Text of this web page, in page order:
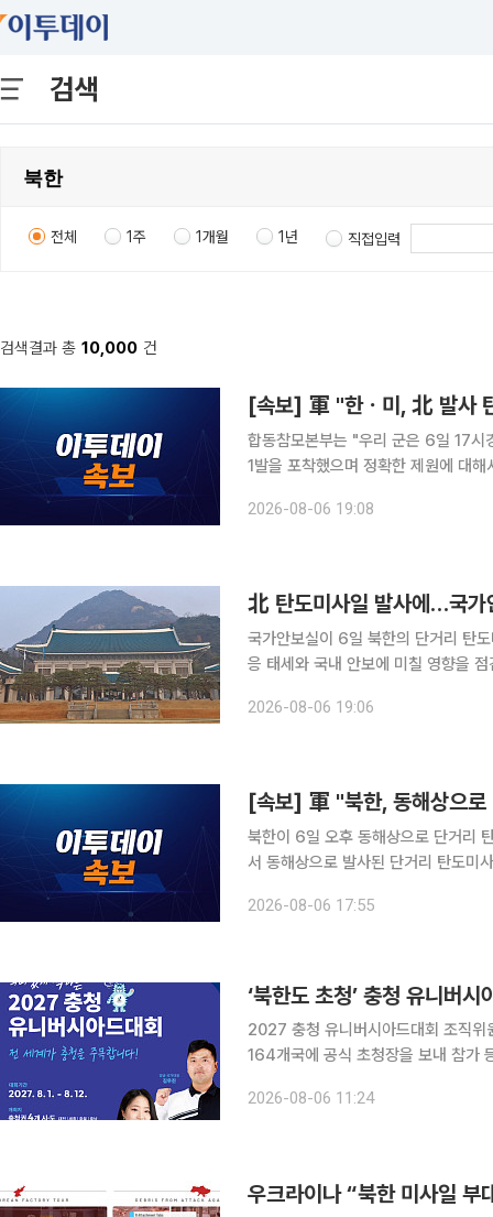
검색
전체 1주 1개월 1년 직접입력
검색결과 총 10,000 건
[속보] 軍 "한ㆍ미, 北 발사
합동참모본부는 "우리 군은 6일 17시
1발을 포착했으며 정확한 제원에 대해서는
를 공유했다"면서 "우리 군은 굳건한
2026-08-06 19:08
北 탄도미사일 발사에…국가
국가안보실이 6일 북한의 단거리 탄
응 태세와 국내 안보에 미칠 영향을 점검했다. 국가안보실은 이날 국방부와 합동
참석자들은 북한의 미사일 발사 동향
2026-08-06 19:06
[속보] 軍 "북한, 동해상으로
북한이 6일 오후 동해상으로 단거리 탄도미사일을 발사했다
서 동해상으로 발사된 단거리 탄도미
를 유지하고 있다"고 밝혔다.
2026-08-06 17:55
‘북한도 초청’ 충청 유니버
2027 충청 유니버시아드대회 조직위
164개국에 공식 초청장을 보내 참가 등록 절차를 시작했다.
2026-08-06 11:24
우크라이나 “북한 미사일 부